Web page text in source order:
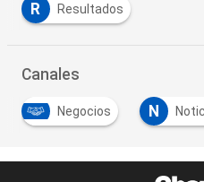
R Resultados
Canales
Negocios N